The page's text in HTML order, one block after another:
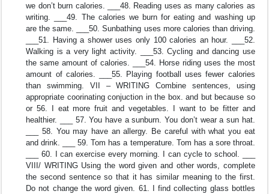
we don’t burn calories. ___48. Reading uses as many calories as
writing. ___49. The calories we burn for eating and washing up
are the same. ___50. Sunbathing uses more calories than driving.
___51. Having a shower uses only 100 calories an hour. ___52.
Walking is a very light activity. ___53. Cycling and dancing use
the same amount of calories. ___54. Horse riding uses the most
amount of calories. ___55. Playing football uses fewer calories
than swimming. VII – WRITING Combine sentences, using
appropriate coorinating conjuction in the box. and but because so
or 56. I eat more fruit and vegetables. I want to be fitter and
healthier. ___ 57. You have a sunburn. You don’t wear a sun hat.
___ 58. You may have an allergy. Be careful with what you eat
and drink. ___ 59. Tom has a temperature. Tom has a sore throat.
___ 60. I can exercise every morning. I can cycle to school. ___
VIII/ WRITING Using the word given and other words, complete
the second sentence so that it has similar meaning to the first.
Do not change the word given. 61. I find collecting glass bottles